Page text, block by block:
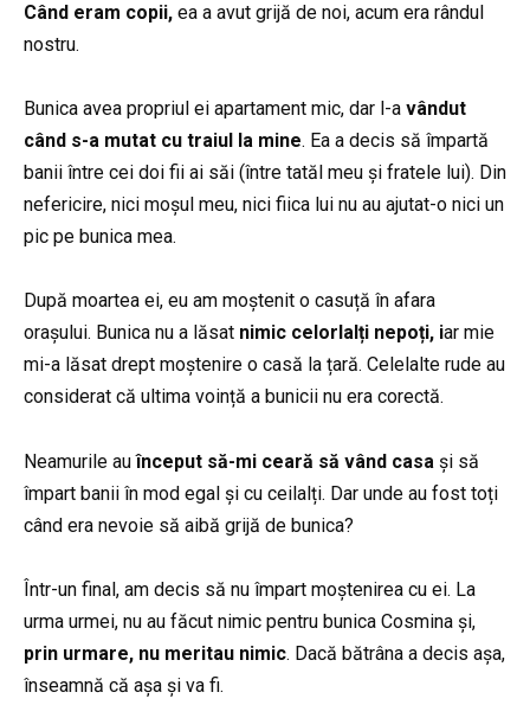
Când eram copii, ea a avut grijă de noi, acum era rândul
nostru.
Bunica avea propriul ei apartament mic, dar l-a vândut
când s-a mutat cu traiul la mine. Ea a decis să împartă
banii între cei doi fii ai săi (între tatăl meu și fratele lui). Din
nefericire, nici moșul meu, nici fiica lui nu au ajutat-o nici un
pic pe bunica mea.
După moartea ei, eu am moștenit o casuță în afara
orașului. Bunica nu a lăsat nimic celorlalți nepoți, iar mie
mi-a lăsat drept moștenire o casă la țară. Celelalte rude au
considerat că ultima voință a bunicii nu era corectă.
Neamurile auînceput să-mi ceară să vând casa și să
împart banii în mod egal și cu ceilalți. Dar unde au fost toți
când era nevoie să aibă grijă de bunica?
Într-un final, am decis să nu împart moștenirea cu ei. La
urma urmei, nu au făcut nimic pentru bunica Cosmina și,
prin urmare, nu meritau nimic. Dacă bătrâna a decis așa,
înseamnă că așa și va fi.